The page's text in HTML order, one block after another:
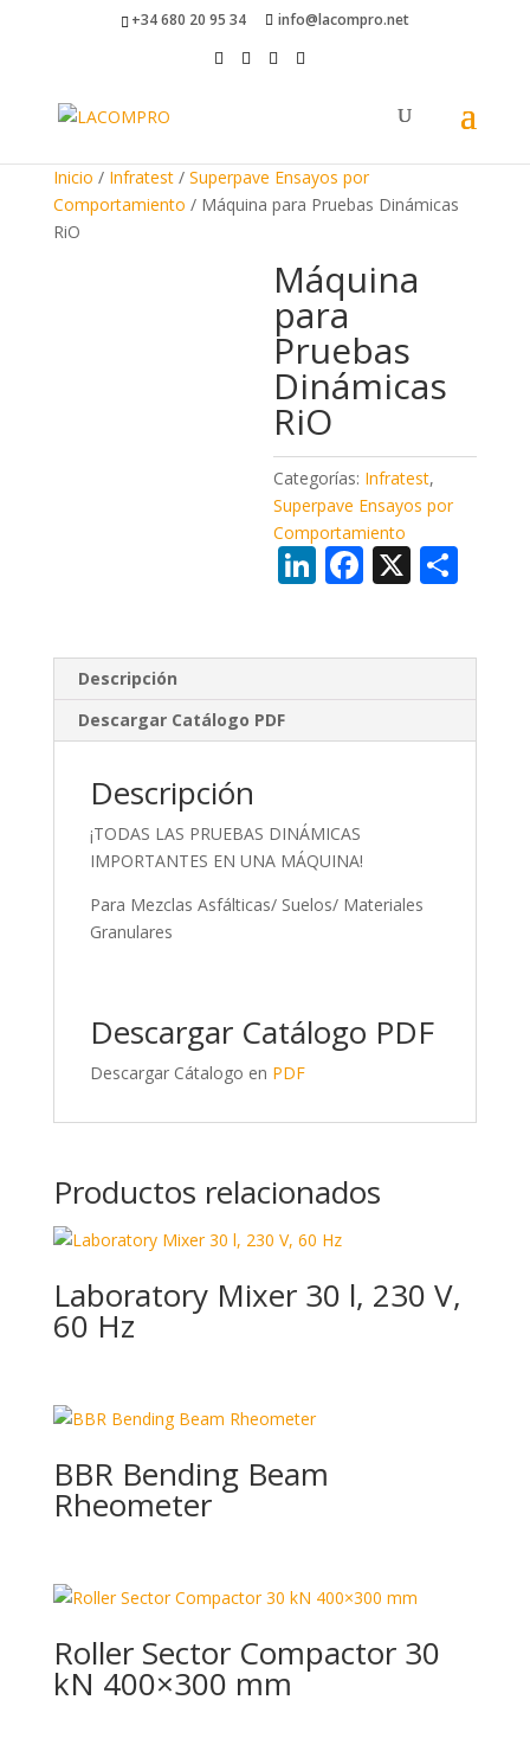
+34 680 20 95 34 info@lacompro.net
Inicio / Infratest/ Superpave Ensayos por
Comportamiento / Máquina para Pruebas Dinámicas
RiO
Máquina
para
Pruebas
Dinámicas
RiO
Categorías: Infratest,
Superpave Ensayos por
Comportamiento
Li
dI
n
F
o
o
X
ar
ti
Descripción
Descargar Catálogo PDF
Descripción
¡TODAS LAS PRUEBAS DINÁMICAS
IMPORTANTES EN UNA MÁQUINA!
Para Mezclas Asfálticas/ Suelos/ Materiales
Granulares
Descargar Catálogo PDF
Descargar Cátalogo en PDF
Productos relacionados
Laboratory Mixer 30 l, 230 V,
60 Hz
BBR Bending Beam
Rheometer
Roller Sector Compactor 30
kN 400×300 mm